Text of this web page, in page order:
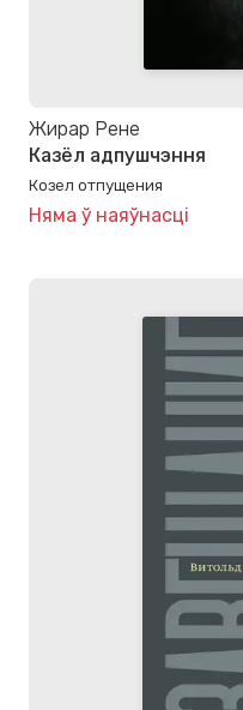
Жирар Рене
Казёл адпушчэння
Козел отпущения
Няма ў наяўнасці